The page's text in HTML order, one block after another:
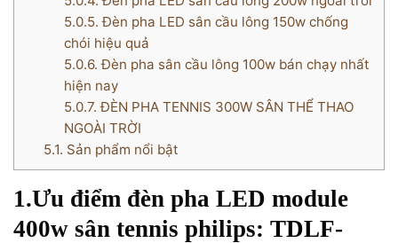
5.0.5. Đèn pha LED sân cầu lông 150w chống
chói hiệu quả
5.0.6. Đèn pha sân cầu lông 100w bán chạy nhất
hiện nay
5.0.7. ĐÈN PHA TENNIS 300W SÂN THỂ THAO
NGOÀI TRỜI
5.1. Sản phẩm nổi bật
1.Ưu điểm đèn pha LED module
400w sân tennis philips: TDLF-